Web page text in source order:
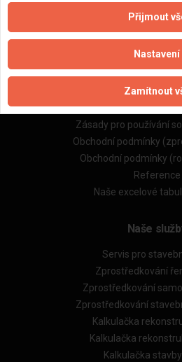
Naše firmy a
Zpracování a ochrana
Zásady pro používání
Obchodní podmínky
Obchodní podmínky
Reference
Naše excelové
Naše
Servis pro
Zprostředkování
Zprostředkování
Zprostředkování
Kalkulačka
Kalkulačka
Kalkulačka
Přijmout
Nastavení
Zamítnout